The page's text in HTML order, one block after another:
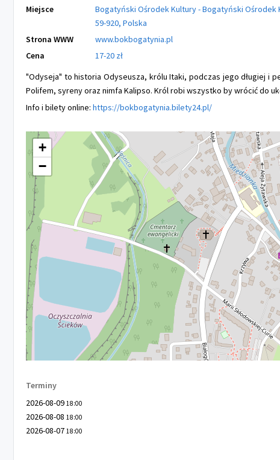
Miejsce
Bogatyński Ośrodek Kultury - Bogatyński
59-920, Polska
Strona WWW
www.bokbogatynia.pl
Cena
17-20 zł
"Odyseja" to historia Odyseusza, królu Itaki, podczas jego długiej i
Polifem, syreny oraz nimfa Kalipso. Król robi wszystko by wrócić do
Info i bilety online: https://bokbogatynia.bilety24.pl/
+
−
Terminy
2026-08-09 18:00
2026-08-08 18:00
2026-08-07 18:00